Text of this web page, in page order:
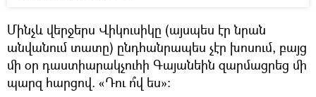
Մինչև վերջերս Վիկուսիկը (այսպես էր նրան
անվանում տատը) ընդհանրապես չէր խոսում, բայց
մի օր դաստիարակչուհի Գայանեին զարմացրեց մի
պարզ հարցով. «Դու ո՞վ ես»։